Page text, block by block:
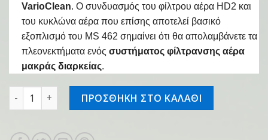
VarioClean. Ο συνδυασμός του φίλτρου αέρα HD2 και
του κυκλώνα αέρα που επίσης αποτελεί βασικό
εξοπλισμό του MS 462 σημαίνει ότι θα απολαμβάνετε τα
πλεονεκτήματα ενός συστήματος φίλτρανσης αέρα
μακράς διαρκείας.
Αλυσοπρίονο βενζινοκίνητο MS 462 50cm ποσότητα
ΠΡΟΣΘΗΚΗ ΣΤΟ ΚΑΛΑΘΙ